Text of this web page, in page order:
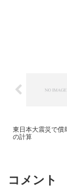
東日本大震災で償
の計算
コメント